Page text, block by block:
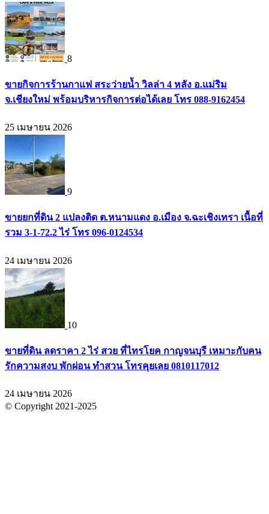
8
ขายกิจการร้านกาแฟ สระว่ายน้ำ วิลล่า 4 หลัง อ.แม่ริม
จ.เชียงใหม่ พร้อมบริหารกิจการต่อได้เลย โทร 088-9162454
25 เมษายน 2026
9
ขายยกที่ดิน 2 แปลงติด ต.หนามแดง อ.เมือง จ.ฉะเชิงเทรา เนื้อที่
รวม 3-1-72.2 ไร่ โทร 096-0124534
24 เมษายน 2026
10
ขายที่ดิน ลดราคา 2 ไร่ สวย ที่ไทรโยค กาญจนบุรี เหมาะกับคน
รักความสงบ พักผ่อน ทำสวน โทรคุยเลย 0810117012
24 เมษายน 2026
© Copyright 2021-2025